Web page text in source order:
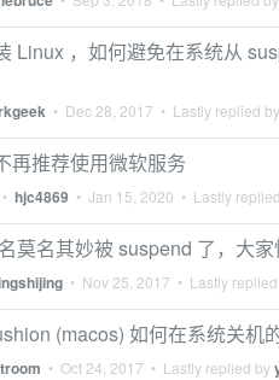
Linux ，如何避免在系统从
• Dec 28, 2017 • Lastly replied by
再推荐使用微软服务
• hjc4869 • Jan 15, 2020 • Lastly
莫名其妙被 suspend 了，大家
• Nov 25, 2017 • Lastly
(macos) 如何在系统关机
• Oct 24, 2017 • Lastly replied by